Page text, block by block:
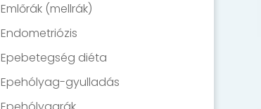
Emlőrák (mellrák)
Endometriózis
Epebetegség diéta
Epehólyag-gyulladás